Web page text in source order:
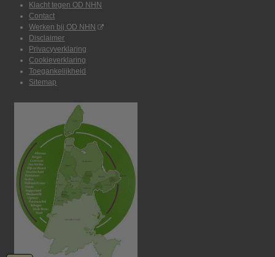
Klacht tegen OD NHN
Contact
Werken bij OD NHN
Disclaimer
Privacyverklaring
Cookieverklaring
Toegankelijkheid
Sitemap